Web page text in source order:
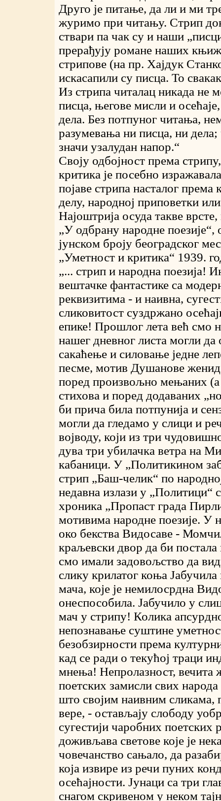
Друго је питање, да ли и ми
журимо при читању. Стрип
ствари па чак су и наши
прерађују романе наших
стрипове (на пр. Хајдук
искасапили су писца. То
Из стрипа читалац никада не
писца, његове мисли и
дела. Без потпуног читања,
разумевања ни писца, ни
значи узалудан напор.“
Своју одбојност према
критика је посебно
појаве стрипа насталог
делу, народној приповетки
Најоштрија осуда такве
„У одбрану народне поезије“,
јунском броју београдског
„Уметност и критика“ 1939.
„... стрип и народна поезија!
вештачке фантастике са
реквизитима - и наивна,
сликовитост суздржано
епике! Прошлог лета већ смо
нашег дневног листа могли
сакаћење и силовање једне
песме, мотив Душанове
поред произвољно мењаних
стихова и поред додаваних
би прича била потпунија и
могли да гледамо у слици и
војводу, који из три
дува три убилачка ветра на
кабаници. У „Политикином
стрип „Баш-челик“ по
недавна излази у „Политици“
хроника „Пропаст града
мотивима народне поезије. У
око бекства Видосаве -
краљевски двор да би
смо имали задовољство да
слику крилатог коња
мача, које је немилосрдна
онеспособила. Јабучило у
мач у стрипу! Колика
непознавање суштине
безобзирности према
кад се ради о текућој траци
мнења! Непролазност, вечита
поетских замисли свих
што својим наивним сликама,
вере, - остављају слободу
сугестији чаробних поетских
доживљава светове које је
човечанство сањало, да
која извире из речи пуних
осећајности. Јунаци са три
снагом скривеном у неком